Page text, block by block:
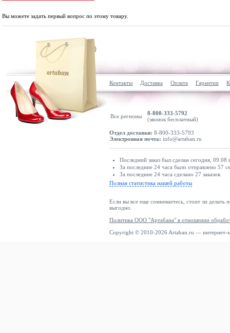
Вы можете задать первый вопрос по этому товару.
Контакты Доставка Оплата Гарантии
Все регионы
8-800-333-5792
(звонок бесплатный)
Отдел доставки: 8-800-333-5793
Электронная почта: info@artaban.ru
Последний заказ был сделан сегодня,
За последние 24 часа было отправлено 57
За последние 24 часа сделано 27 заказов.
Полная статистика нашей работы
Если вы все еще сомневаетесь, стоит ли делать
выгодно.
Политика ООО "Артабана" в отношении
Copyright © 2010-2026 Artaban.ru — интернет-